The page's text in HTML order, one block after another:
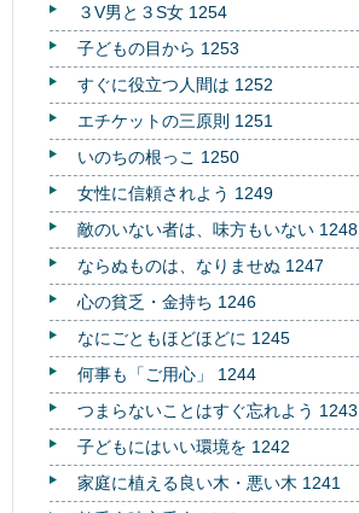
３V男と３S女 1254
子どもの目から 1253
すぐに役立つ人間は 1252
エチケットの三原則 1251
いのちの根っこ 1250
女性に信頼されよう 1249
敵のいない者は、味方もいない 1248
ならぬものは、なりませぬ 1247
心の貧乏・金持ち 1246
なにごともほどほどに 1245
何事も「ご用心」 1244
つまらないことはすぐ忘れよう 1243
子どもにはいい環境を 1242
家庭に植える良い木・悪い木 1241